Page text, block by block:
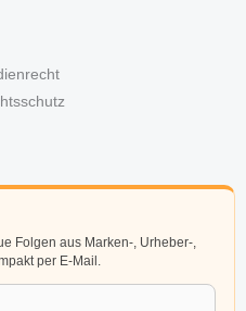
Folgen aus Marken-, Urheber-,
per E-Mail.